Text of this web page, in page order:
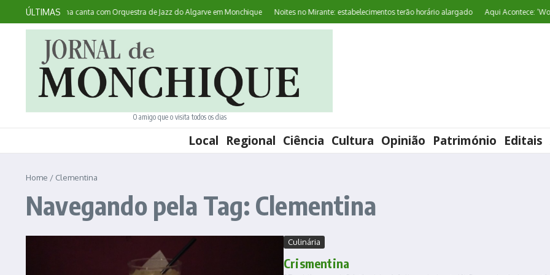
Ir para o conteúdo
ÚLTIMAS
australiana canta com Orquestra de Jazz do Algarve em Monchique Noites no Mirante: estabelecimentos terão horário alargado Aqui Acontece:
O amigo que o visita todos os dias
Local Regional Ciência Cultura Opinião Património Editais
Home / Clementina
Navegando pela Tag: Clementina
Culinária
Crismentina